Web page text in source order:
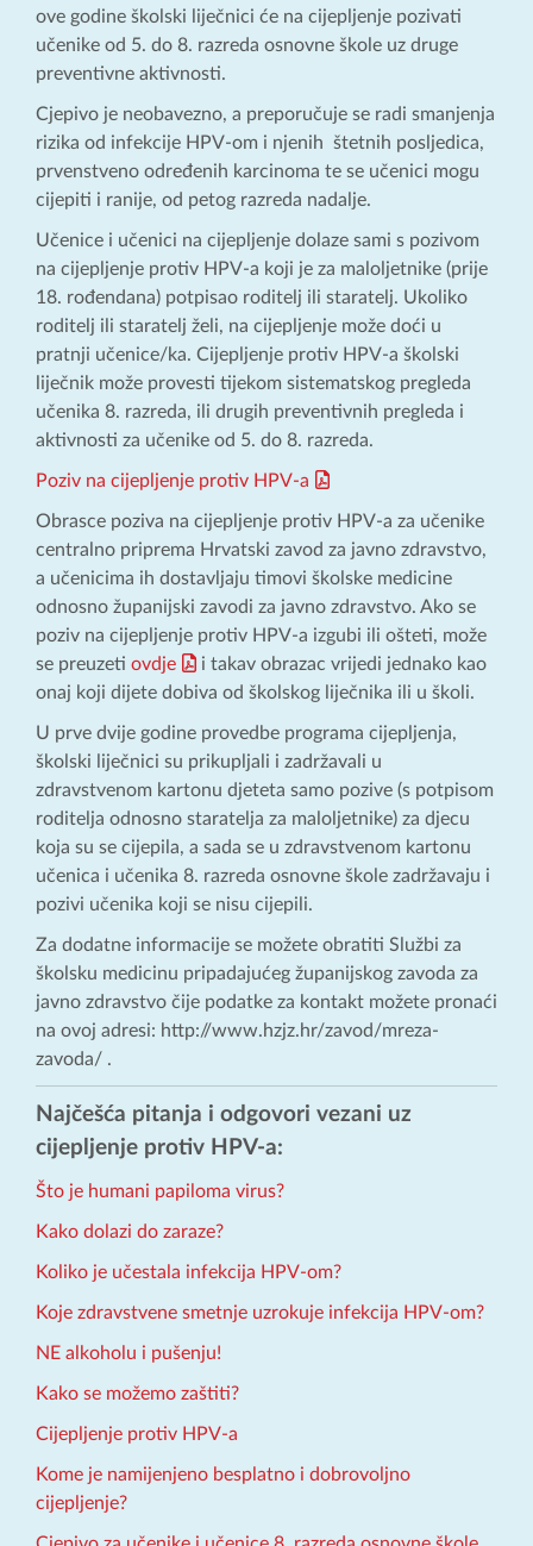
ove godine školski liječnici će na cijepljenje pozivati
učenike od 5. do 8. razreda osnovne škole uz druge
preventivne aktivnosti.
Cjepivo je neobavezno, a preporučuje se radi smanjenja
rizika od infekcije HPV-om i njenih štetnih posljedica,
prvenstveno određenih karcinoma te se učenici mogu
cijepiti i ranije, od petog razreda nadalje.
Učenice i učenici na cijepljenje dolaze sami s pozivom
na cijepljenje protiv HPV-a koji je za maloljetnike (prije
18. rođendana) potpisao roditelj ili staratelj. Ukoliko
roditelj ili staratelj želi, na cijepljenje može doći u
pratnji učenice/ka. Cijepljenje protiv HPV-a školski
liječnik može provesti tijekom sistematskog pregleda
učenika 8. razreda, ili drugih preventivnih pregleda i
aktivnosti za učenike od 5. do 8. razreda.
Poziv na cijepljenje protiv HPV-a
Obrasce poziva na cijepljenje protiv HPV-a za učenike
centralno priprema Hrvatski zavod za javno zdravstvo,
a učenicima ih dostavljaju timovi školske medicine
odnosno županijski zavodi za javno zdravstvo. Ako se
poziv na cijepljenje protiv HPV-a izgubi ili ošteti, može
se preuzeti ovdje
i takav obrazac vrijedi jednako kao
onaj koji dijete dobiva od školskog liječnika ili u školi.
U prve dvije godine provedbe programa cijepljenja,
školski liječnici su prikupljali i zadržavali u
zdravstvenom kartonu djeteta samo pozive (s potpisom
roditelja odnosno staratelja za maloljetnike) za djecu
koja su se cijepila, a sada se u zdravstvenom kartonu
učenica i učenika 8. razreda osnovne škole zadržavaju i
pozivi učenika koji se nisu cijepili.
Za dodatne informacije se možete obratiti Službi za
školsku medicinu pripadajućeg županijskog zavoda za
javno zdravstvo čije podatke za kontakt možete pronaći
na ovoj adresi: http://www.hzjz.hr/zavod/mreza-
zavoda/ .
Najčešća pitanja i odgovori vezani uz
cijepljenje protiv HPV-a:
Što je humani papiloma virus?
Kako dolazi do zaraze?
Koliko je učestala infekcija HPV-om?
Koje zdravstvene smetnje uzrokuje infekcija HPV-om?
NE alkoholu i pušenju!
Kako se možemo zaštiti?
Cijepljenje protiv HPV-a
Kome je namijenjeno besplatno i dobrovoljno
cijepljenje?